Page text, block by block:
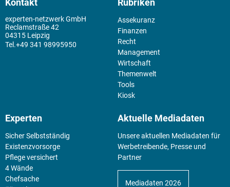
Kontakt
experten-netzwerk GmbH
Reclamstraße 42
04315 Leipzig
+49 341 98995950
Rubriken
Assekuranz
Finanzen
Recht
Management
Wirtschaft
Themenwelt
Tools
Kiosk
Experten
Sicher Selbstständig
Existenz­vorsorge
Pflege versichert
4 Wände
Chefsache
Aktuelle Mediadaten
Unsere aktuellen Mediadaten für
Werbetreibende, Presse und
Partner
Mediadaten 2026